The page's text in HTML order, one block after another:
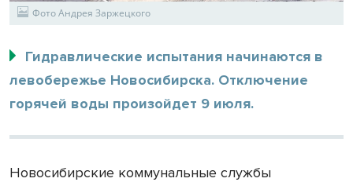
Фото Андрея Заржецкого
Гидравлические испытания начинаются в
левобережье Новосибирска. Отключение
горячей воды произойдет 9 июля.
Новосибирские коммунальные службы